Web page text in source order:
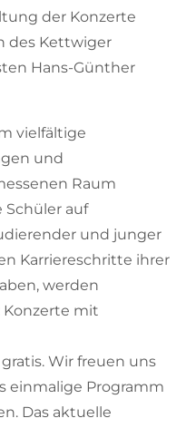
der Konzerte
des Kettwiger
Hans-Günther
vielfältige
und
Raum
auf
und junger
Karriereschritte ihrer
werden
Konzerte mit
Wir freuen uns
einmalige Programm
Das aktuelle